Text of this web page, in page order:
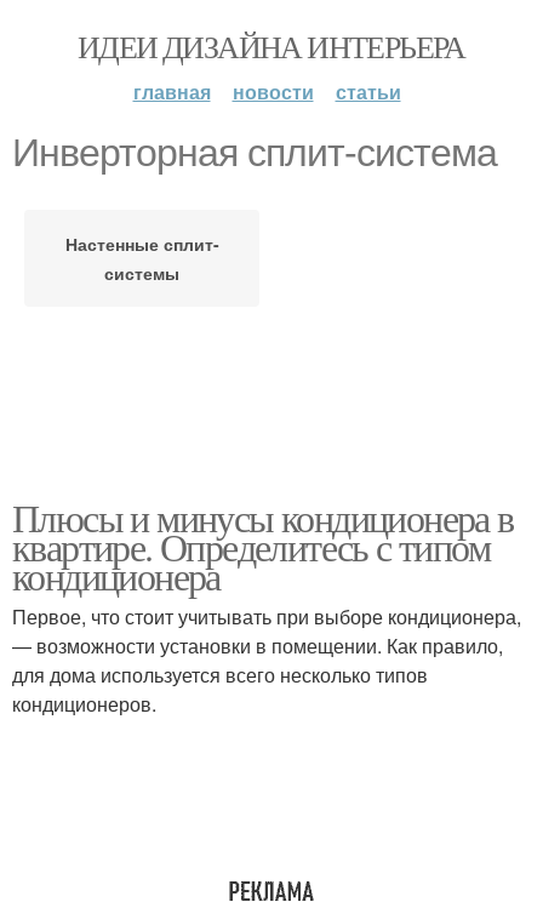
ИДЕИ ДИЗАЙНА ИНТЕРЬЕРА
главная новости статьи
Инверторная сплит-система
Настенные сплит-
системы
Плюсы и минусы кондиционера в
квартире. Определитесь с типом
кондиционера
Первое, что стоит учитывать при выборе кондиционера,
— возможности установки в помещении. Как правило,
для дома используется всего несколько типов
кондиционеров.